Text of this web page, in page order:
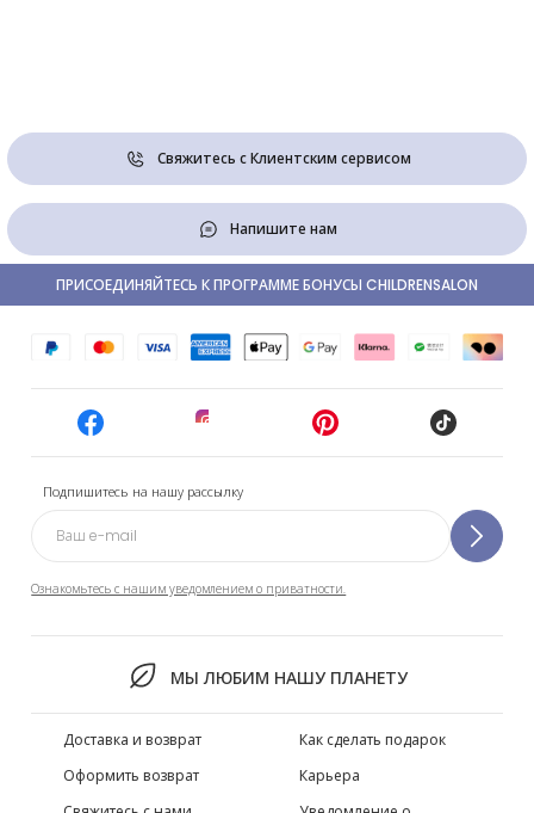
Свяжитесь с Клиентским сервисом
Напишите нам
Подпишитесь на нашу рассылку
Ознакомьтесь с нашим уведомлением о приватности.
МЫ ЛЮБИМ НАШУ ПЛАНЕТУ
ПРИСОЕДИНЯЙТЕСЬ К ПРОГРАММЕ БОНУСЫ CHILDRENSALON
Доставка и возврат
Оформить возврат
Как сделать подарок
Карьера